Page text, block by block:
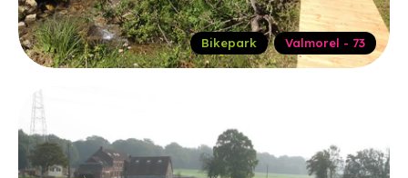
Bikepark Valmorel - 73